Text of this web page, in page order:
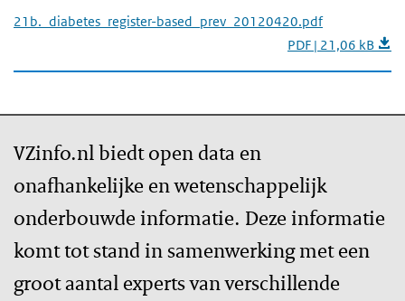
21b._diabetes_register-based_prev_20120420.pdf
PDF | 21,06 kB
VZinfo.nl biedt open data en
onafhankelijke en wetenschappelijk
onderbouwde informatie. Deze informatie
komt tot stand in samenwerking met een
groot aantal experts van verschillende